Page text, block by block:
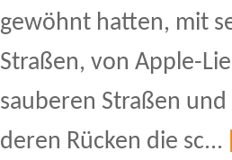
gewöhnt hatten, mit
Straßen, von Apple-
sauberen Straßen
deren Rücken die sc...